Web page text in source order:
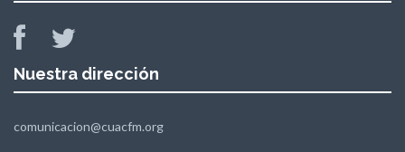
Nuestra dirección
comunicacion@cuacfm.org